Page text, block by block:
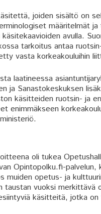
joiden sisältö on
määritelmät ja
avulla.
tarkoitus antaa
vasta korkeakouluihin
laatineessa
ja Sanastokeskuksen
käsitteiden ruotsin- ja
oli tukea
Opintopolku.fi-
opetus- ja
vuoksi merkittävä
käsitteitä, jotka